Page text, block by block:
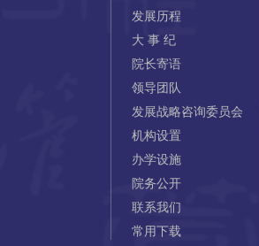
发展历程
大 事 纪
院长寄语
领导团队
发展战略咨询委员会
机构设置
办学设施
院务公开
联系我们
常用下载